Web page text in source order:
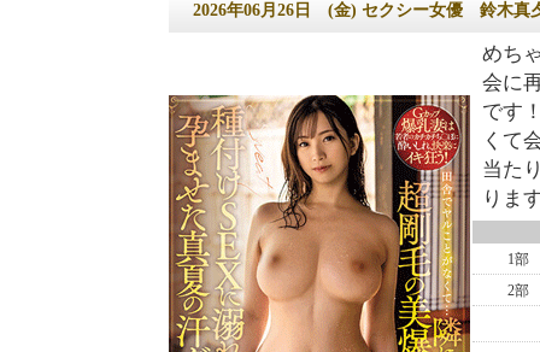
2026年06月26日 (金) セクシー女優 鈴木真
めち
会に
です
くて
当た
りま
1部
2部